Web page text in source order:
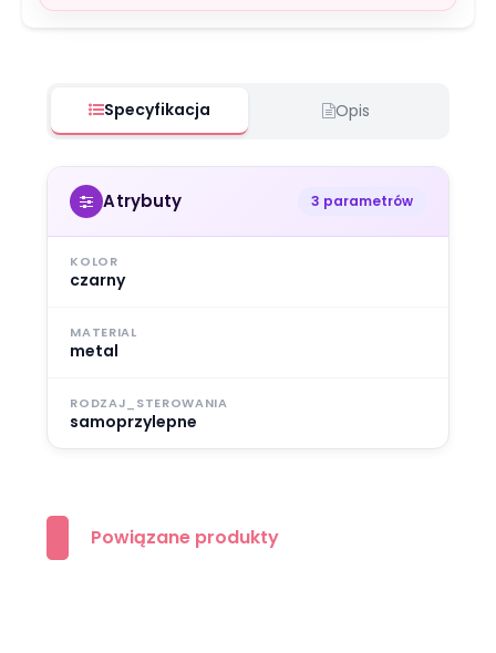
Specyfikacja Opis
Atrybuty 3 parametrów
KOLOR
czarny
MATERIAL
metal
RODZAJ_STEROWANIA
samoprzylepne
Powiązane produkty